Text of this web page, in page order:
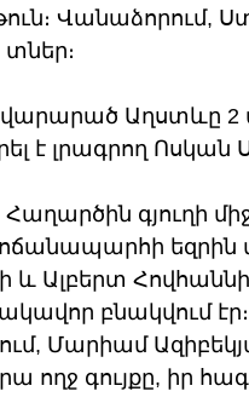
տներ։
Աղստևը 2
է լրագրող Ոսկան
Հաղարծին գյուղի
եզրին
և Ալբերտ
բնակվում
Մարիամ
ողջ գույքը, իր